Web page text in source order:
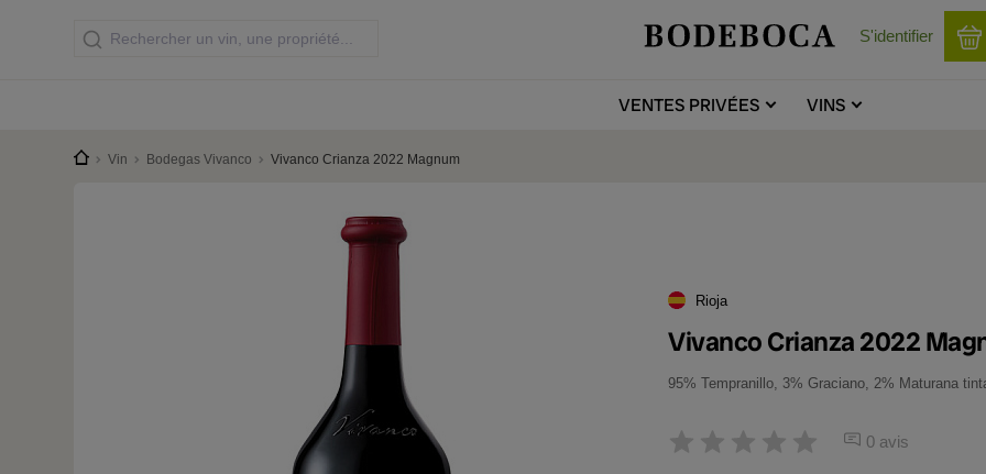
S'identifier
VENTES PRIVÉES VINS
Vin Bodegas Vivanco Vivanco Crianza 2022 Magnum
Rioja
Vivanco Crianza 2022
95% Tempranillo, 3% Graciano, 2% Maturana
0 avis